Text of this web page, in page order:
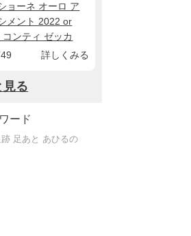
ョーネ オーロ ア
メント 2022 or
コンティ ゼッカ
詳しくみる
見る
ード
足あと あひるの